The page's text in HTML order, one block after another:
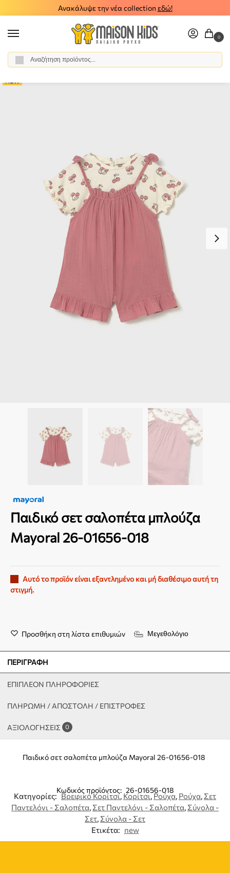
Ανακάλυψε την νέα collection εδώ!
0
Αρχική σελίδα / Κορίτσι / Ρούχα
Παιδικό σετ σαλοπέτα μπλούζα
Mayoral 26-01656-018
Αυτό το προϊόν είναι εξαντλημένο και μή διαθέσιμο αυτή τη
στιγμή.
Προσθήκη στη λίστα επιθυμιών Μεγεθολόγιο
ΠΕΡΙΓΡΑΦΉ
ΕΠΙΠΛΈΟΝ ΠΛΗΡΟΦΟΡΊΕΣ
ΠΛΗΡΩΜΗ / ΑΠΟΣΤΟΛΗ / ΕΠΙΣΤΡΟΦΕΣ
ΑΞΙΟΛΟΓΉΣΕΙΣ 0
Παιδικό σετ σαλοπέτα μπλούζα Mayoral 26-01656-018
Κωδικός προϊόντος: 26-01656-018
Κατηγορίες: Βρεφικό Κορίτσι, Κορίτσι,Ρούχα, Ρούχα, Σετ
Παντελόνι - Σαλοπέτα, Σετ Παντελόνι - Σαλοπέτα, Σύνολα -
Σετ, Σύνολα - Σετ
Ετικέτα: new